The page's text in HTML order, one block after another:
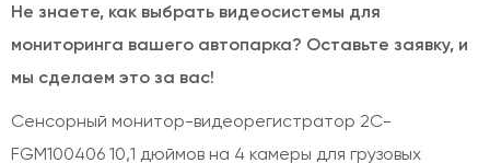
Не знаете, как выбрать видеосистемы для
мониторинга вашего автопарка? Оставьте заявку, и
мы сделаем это за вас!
Сенсорный монитор-видеорегистратор 2C-
FGM100406 10,1 дюймов на 4 камеры для грузовых